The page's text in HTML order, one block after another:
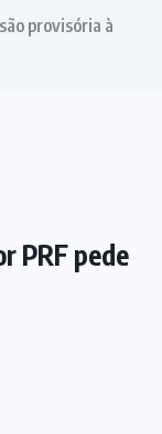
provisória à
PRF pede